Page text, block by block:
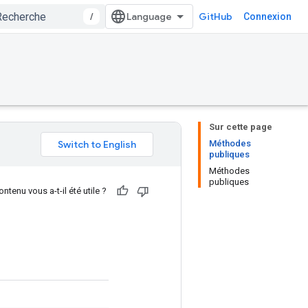
/ GitHub Connexion
Sur cette page
Méthodes
publiques
Méthodes
publiques
vous a-t-il été utile ?